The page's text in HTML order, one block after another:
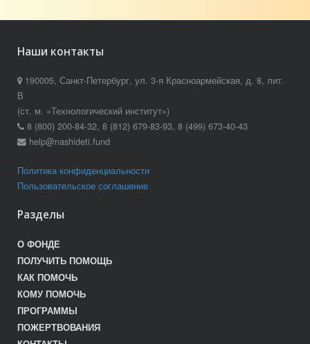
Наши контакты
190005, Санкт-Петербург, ул. 3-я Красноармейская, д. 8, лит.
В
(ст. м. «Технологический институт»)
8 (800) 200-84-32, 8 (812) 679-83-93, 8 (499) 673-40-43
help@nashideti.fund
Политика конфиденциальности
Пользовательское соглашение
Разделы
О ФОНДЕ
ПОЛУЧИТЬ ПОМОЩЬ
КАК ПОМОЧЬ
КОМУ ПОМОЧЬ
ПРОГРАММЫ
ПОЖЕРТВОВАНИЯ